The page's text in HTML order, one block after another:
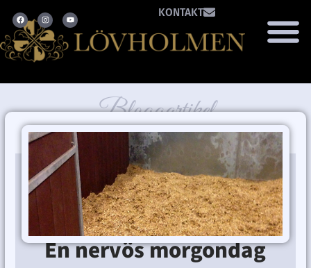
KONTAKT
Bloggartikel
Ditte Lindbom november 6, 2012 11:28 e m
november 6, 2012 Mina hästar
En nervös morgondag